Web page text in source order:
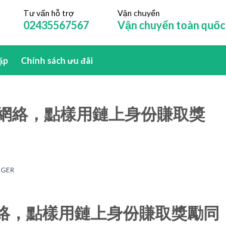
Tư vấn hỗ trợ
02435567567
Vận chuyển
Vận chuyển toàn quốc
Chính sách ưu đãi
絡，點樣用鏈上身份賺取獎
，點樣用鏈上身份賺取獎勵同